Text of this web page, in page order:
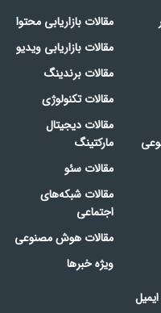
مقالات بازاریابی محتوا
مقالات بازاریابی ویدیو
مقالات برندینگ
مقالات تکنولوژی
مقالات دیجیتال
مارکتینگ
مقالات سئو
مقالات شبکه‌های
اجتماعی
مقالات هوش مصنوعی
ویژه خبرها